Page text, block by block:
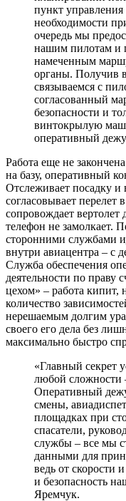
пункт управления
необходимости
очередь мы
нашим пилотам и
намеченным
органы. Получив
связываемся с
согласованный
безопасности и
винтокрылую
оперативный
Работа еще не
на базу, оперативный
Отслеживает посадку и
согласовывает перелет
сопровождает
телефон не замолкает.
сторонними службами
внутри авиацентра – с
Служба обеспечения
деятельности по праву
цехом» – работа кипит,
количество
нерешаемым долгим
своего его дела без
максимально быстро
«Главный секрет
любой сложности
Оперативный
смены,
площадках при
спасатели,
службы – все мы
данными для
ведь от скорости
и безопасность
Яремчук.